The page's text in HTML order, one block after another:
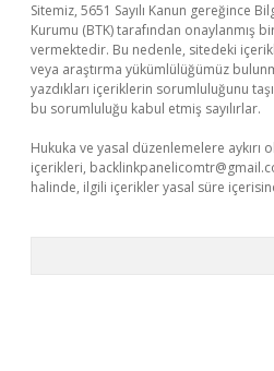
Sitemiz, 5651 Sayılı Kanun gereğince
Kurumu (BTK) tarafından onaylanmış
vermektedir. Bu nedenle, sitedeki
veya araştırma yükümlülüğümüz
yazdıkları içeriklerin sorumluluğunu
bu sorumluluğu kabul etmiş sayılırlar.
Hukuka ve yasal düzenlemelere aykırı
içerikleri,
halinde, ilgili içerikler yasal süre